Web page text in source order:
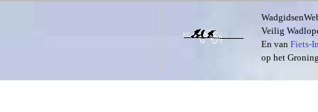
Veilig
En van Fiets-
op het